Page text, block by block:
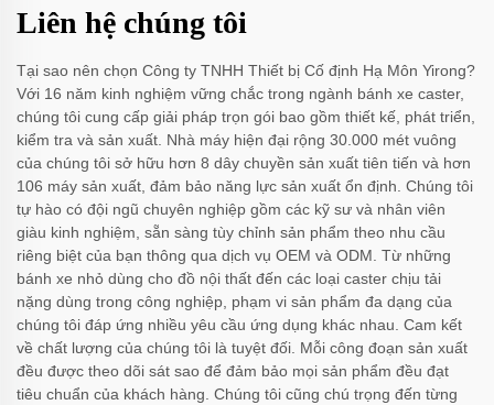
Liên hệ chúng tôi
Tại sao nên chọn Công ty TNHH Thiết bị Cố định Hạ Môn Yirong?
Với 16 năm kinh nghiệm vững chắc trong ngành bánh xe caster,
chúng tôi cung cấp giải pháp trọn gói bao gồm thiết kế, phát triển,
kiểm tra và sản xuất. Nhà máy hiện đại rộng 30.000 mét vuông
của chúng tôi sở hữu hơn 8 dây chuyền sản xuất tiên tiến và hơn
106 máy sản xuất, đảm bảo năng lực sản xuất ổn định. Chúng tôi
tự hào có đội ngũ chuyên nghiệp gồm các kỹ sư và nhân viên
giàu kinh nghiệm, sẵn sàng tùy chỉnh sản phẩm theo nhu cầu
riêng biệt của bạn thông qua dịch vụ OEM và ODM. Từ những
bánh xe nhỏ dùng cho đồ nội thất đến các loại caster chịu tải
nặng dùng trong công nghiệp, phạm vi sản phẩm đa dạng của
chúng tôi đáp ứng nhiều yêu cầu ứng dụng khác nhau. Cam kết
về chất lượng của chúng tôi là tuyệt đối. Mỗi công đoạn sản xuất
đều được theo dõi sát sao để đảm bảo mọi sản phẩm đều đạt
tiêu chuẩn của khách hàng. Chúng tôi cũng chú trọng đến từng